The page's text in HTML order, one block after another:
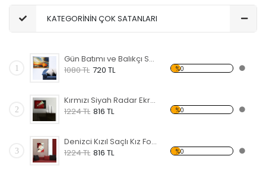
KATEGORİNİN ÇOK SATANLARI
1
Gün Batımı ve Balıkçı Sandalı Forex Tablo
1080 TL 720 TL %0
2
Kırmızı Siyah Radar Ekranı Forex Tablo
1224 TL 816 TL %0
3
Denizci Kızıl Saçlı Kız Forex Tablo
1224 TL 816 TL %0